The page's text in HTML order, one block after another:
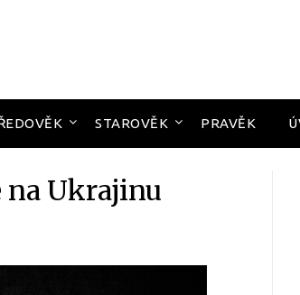
STAROVĚK PRAVĚK
na Ukrajinu